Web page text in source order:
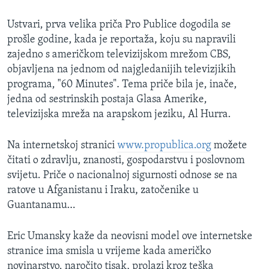
Ustvari, prva velika priča Pro Publice dogodila se
prošle godine, kada je reportaža, koju su napravili
zajedno s američkom televizijskom mrežom CBS,
objavljena na jednom od najgledanijih televizjikih
programa, "60 Minutes". Tema priče bila je, inače,
jedna od sestrinskih postaja Glasa Amerike,
televizijska mreža na arapskom jeziku, Al Hurra.
Na internetskoj stranici www.propublica.org možete
čitati o zdravlju, znanosti, gospodarstvu i poslovnom
svijetu. Priče o nacionalnoj sigurnosti odnose se na
ratove u Afganistanu i Iraku, zatočenike u
Guantanamu…
Eric Umansky kaže da neovisni model ove internetske
stranice ima smisla u vrijeme kada američko
novinarstvo, naročito tisak, prolazi kroz teška